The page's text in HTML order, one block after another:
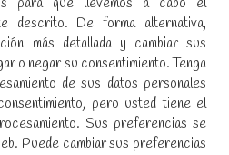
SOCIALES
y novedades, suscríbete a
para que llevemos a cabo el
descrito. De forma alternativa,
más detallada y cambiar sus
o negar su consentimiento. Tenga
de sus datos personales
pero usted tiene el
Sus preferencias se
Puede cambiar sus preferencias